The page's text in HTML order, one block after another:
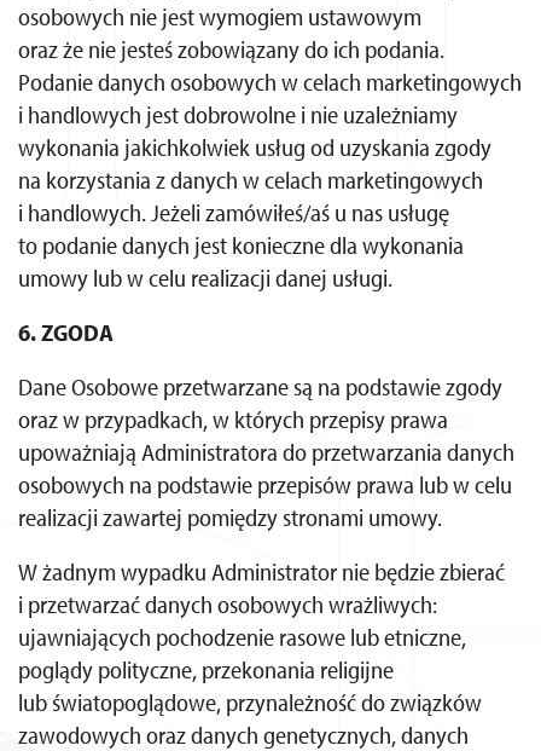
osobowych nie jest wymogiem ustawowym
oraz że nie jesteś zobowiązany do ich podania.
Podanie danych osobowych w celach marketingowych
i handlowych jest dobrowolne i nie uzależniamy
wykonania jakichkolwiek usług od uzyskania zgody
na korzystania z danych w celach marketingowych
i handlowych. Jeżeli zamówiłeś/aś u nas usługę
to podanie danych jest konieczne dla wykonania
umowy lub w celu realizacji danej usługi.
6. ZGODA
Dane Osobowe przetwarzane są na podstawie zgody
oraz w przypadkach, w których przepisy prawa
upoważniają Administratora do przetwarzania danych
osobowych na podstawie przepisów prawa lub w celu
realizacji zawartej pomiędzy stronami umowy.
W żadnym wypadku Administrator nie będzie zbierać
i przetwarzać danych osobowych wrażliwych:
ujawniających pochodzenie rasowe lub etniczne,
poglądy polityczne, przekonania religijne
lub światopoglądowe, przynależność do związków
zawodowych oraz danych genetycznych, danych